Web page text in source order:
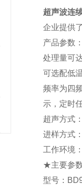
超声波连
企业提供
产品参数
处理量可
可选配低
频率为
示，定时
超声方
进样方
工作环境
★主要参
型号：